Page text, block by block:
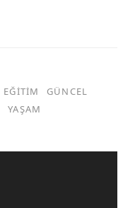
EĞITIM
GÜNCEL
YAŞAM